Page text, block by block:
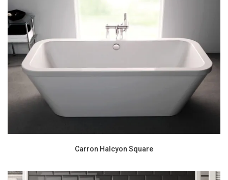
Carron Halcyon Square